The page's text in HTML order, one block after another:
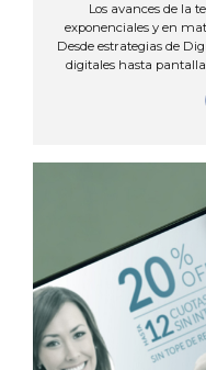
Los avances de la
exponenciales y en
Desde estrategias de
digitales hasta
impacto del negocio
anunciantes, sumado a
que esta